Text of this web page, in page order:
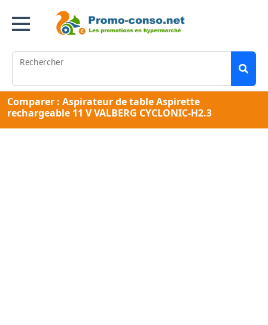
Rechercher
Comparer : Aspirateur de table Aspirette
rechargeable 11 V VALBERG CYCLONIC-H2.3